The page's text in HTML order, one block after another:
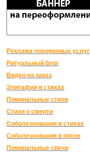
Реклама похоронных услуг
Ритуальный блог
Видео на заказ
Эпитафии в стихах
Поминальные стихи
Стихи о смерти
Соболезнования в стихах
Соболезнования в прозе
Поминальные свечи